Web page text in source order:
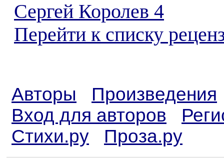
Сергей Королев 4
Перейти к списку
Авторы
Произведения
Вход для авторов
Стихи.ру
Проза.ру